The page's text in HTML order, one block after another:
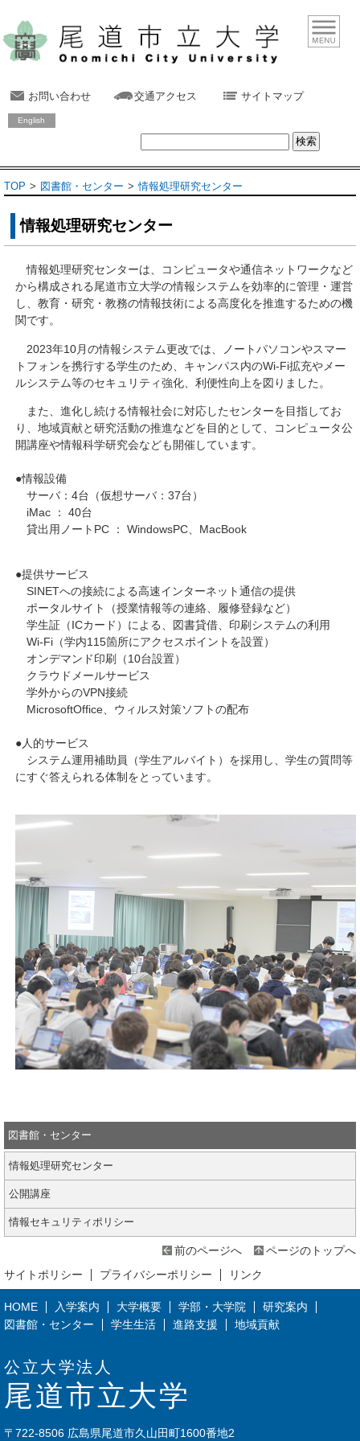
お問い合わせ 交通アクセス サイトマップ
English
TOP 図書館・センター 情報処理研究センター
情報処理研究センター
情報処理研究センターは、コンピュータや通信ネットワークなど
から構成される尾道市立大学の情報システムを効率的に管理・運営
し、教育・研究・教務の情報技術による高度化を推進するための機
関です。
2023年10月の情報システム更改では、ノートパソコンやスマー
トフォンを携行する学生のため、キャンパス内のWi-Fi拡充やメー
ルシステム等のセキュリティ強化、利便性向上を図りました。
また、進化し続ける情報社会に対応したセンターを目指してお
り、地域貢献と研究活動の推進などを目的として、コンピュータ公
開講座や情報科学研究会なども開催しています。
●情報設備
サーバ：4台（仮想サーバ：37台）
iMac ： 40台
貸出用ノートPC ： WindowsPC、MacBook
●提供サービス
SINETへの接続による高速インターネット通信の提供
ポータルサイト（授業情報等の連絡、履修登録など）
学生証（ICカード）による、図書貸借、印刷システムの利用
Wi-Fi（学内115箇所にアクセスポイントを設置）
オンデマンド印刷（10台設置）
クラウドメールサービス
学外からのVPN接続
MicrosoftOffice、ウィルス対策ソフトの配布
●人的サービス
システム運用補助員（学生アルバイト）を採用し、学生の質問等
にすぐ答えられる体制をとっています。
図書館・センター
情報処理研究センター
公開講座
情報セキュリティポリシー
ページのトップへ
前のページへ
サイトポリシー
プライバシーポリシー リンク
HOME 入学案内 大学概要 学部・大学院
研究案内
図書館・センター
学生生活 進路支援 地域貢献
公立大学法人
尾道市立大学
〒722-8506 広島県尾道市久山田町1600番地2